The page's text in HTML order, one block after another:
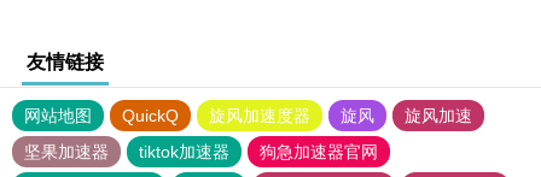
友情链接
网站地图 QuickQ 旋风加速度器 旋风
旋风加速
坚果加速器
tiktok加速器
狗急加速器官网